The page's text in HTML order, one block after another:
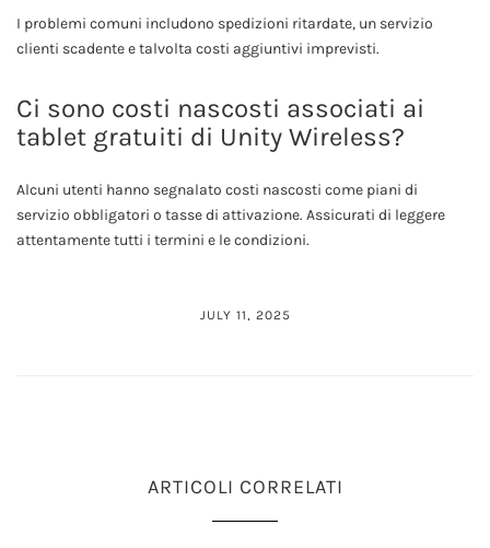
I problemi comuni includono spedizioni ritardate, un servizio
clienti scadente e talvolta costi aggiuntivi imprevisti.
Ci sono costi nascosti associati ai
tablet gratuiti di Unity Wireless?
Alcuni utenti hanno segnalato costi nascosti come piani di
servizio obbligatori o tasse di attivazione. Assicurati di leggere
attentamente tutti i termini e le condizioni.
JULY 11, 2025
ARTICOLI CORRELATI